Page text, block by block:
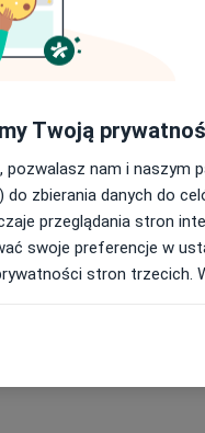
żylaków
Wykonuję
doppler tętnic i żył.
Medycznej w
naukowych.
Chirurgii Ogólnej,
w Warszawie.
Twoją
pozwalasz nam i naszym
do zbierania danych do
przeglądania stron
swoje preferencje w
stron trzecich.